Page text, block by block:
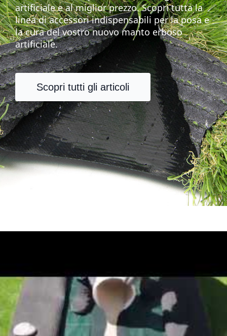
artificiale e al miglior prezzo. Scopri tutta la
linea di accessori indispensabili per la posa e
la cura del vostro nuovo manto erboso
artificiale.
Scopri tutti gli articoli